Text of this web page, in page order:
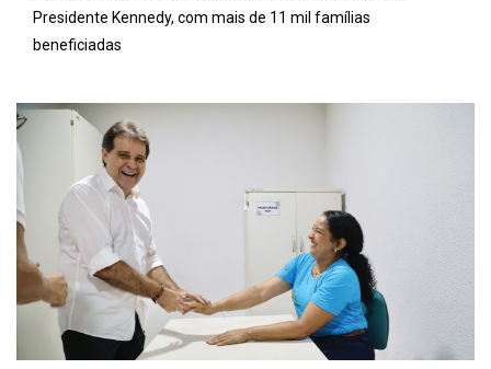
Presidente Kennedy, com mais de 11 mil famílias
beneficiadas